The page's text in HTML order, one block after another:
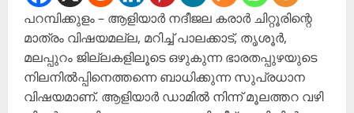
പറമ്പിക്കുളം – ആളിയാർ നദീജല കരാർ ചിറ്റൂരിന്റെ
മാത്രം വിഷയമല്ല, മറിച്ച് പാലക്കാട്, തൃശൂർ,
മലപ്പുറം ജില്ലകളിലൂടെ ഒഴുകുന്ന ഭാരതപ്പുഴയുടെ
നിലനിൽപ്പിനെത്തന്നെ ബാധിക്കുന്ന സുപ്രധാന
വിഷയമാണ്. ആളിയാർ ഡാമിൽ നിന്ന് മൂലത്തറ വഴി